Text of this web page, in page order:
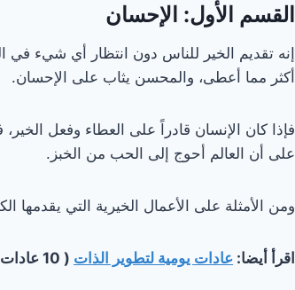
القسم الأول: الإحسان
إنه تقديم الخير للناس دون انتظار أي شيء في
أكثر مما أعطى، والمحسن يثاب على الإحسان.
فإذا كان الإنسان قادراً على العطاء وفعل الخير،
على أن العالم أحوج إلى الحب من الخبز.
ومن الأمثلة على الأعمال الخيرية التي
اقرأ أيضا: عادات يومية لتطوير الذات ( 10 عادات بسيطة ستغير حياتك )